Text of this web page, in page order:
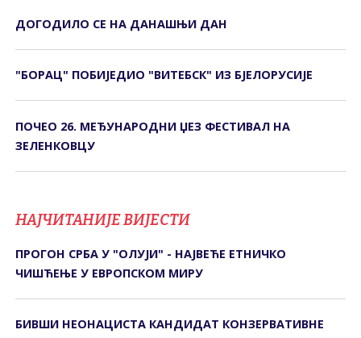
ДОГОДИЛО СЕ НА ДАНАШЊИ ДАН
"БОРАЦ" ПОБИЈЕДИО "ВИТЕБСК" ИЗ БЈЕЛОРУСИЈЕ
ПОЧЕО 26. МЕЂУНАРОДНИ ЏЕЗ ФЕСТИВАЛ НА
ЗЕЛЕНКОВЦУ
НАЈЧИТАНИЈЕ ВИЈЕСТИ
ПРОГОН СРБА У "ОЛУЈИ" - НАЈВЕЋЕ ЕТНИЧКО
ЧИШЋЕЊЕ У ЕВРОПСКОМ МИРУ
БИВШИ НЕОНАЦИСТА КАНДИДАТ КОНЗЕРВАТИВНЕ